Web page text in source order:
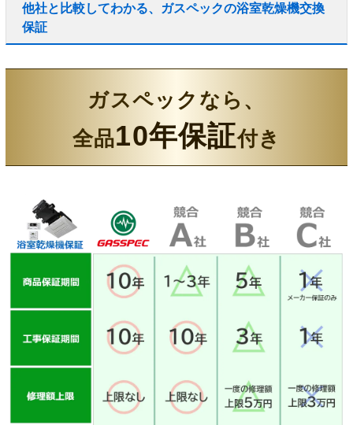
他社と比較してわかる、ガスペックの浴室乾燥機交換
保証
ガスペックなら、
全品10年保証付き